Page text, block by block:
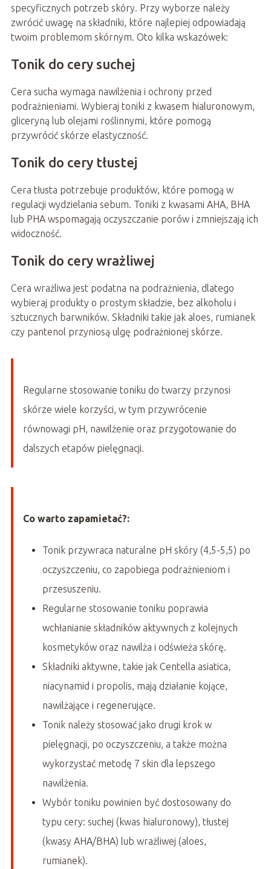
specyficznych potrzeb skóry. Przy wyborze należy
zwrócić uwagę na składniki, które najlepiej odpowiadają
twoim problemom skórnym. Oto kilka wskazówek:
Tonik do cery suchej
Cera sucha wymaga nawilżenia i ochrony przed
podrażnieniami. Wybieraj toniki z kwasem hialuronowym,
gliceryną lub olejami roślinnymi, które pomogą
przywrócić skórze elastyczność.
Tonik do cery tłustej
Cera tłusta potrzebuje produktów, które pomogą w
regulacji wydzielania sebum. Toniki z kwasami AHA, BHA
lub PHA wspomagają oczyszczanie porów i zmniejszają ich
widoczność.
Tonik do cery wrażliwej
Cera wrażliwa jest podatna na podrażnienia, dlatego
wybieraj produkty o prostym składzie, bez alkoholu i
sztucznych barwników. Składniki takie jak aloes, rumianek
czy pantenol przyniosą ulgę podrażnionej skórze.
Regularne stosowanie toniku do twarzy przynosi
skórze wiele korzyści, w tym przywrócenie
równowagi pH, nawilżenie oraz przygotowanie do
dalszych etapów pielęgnacji.
Co warto zapamietać?:
Tonik przywraca naturalne pH skóry (4,5-5,5) po
oczyszczeniu, co zapobiega podrażnieniom i
przesuszeniu.
Regularne stosowanie toniku poprawia
wchłanianie składników aktywnych z kolejnych
kosmetyków oraz nawilża i odświeża skórę.
Składniki aktywne, takie jak Centella asiatica,
niacynamid i propolis, mają działanie kojące,
nawilżające i regenerujące.
Tonik należy stosować jako drugi krok w
pielęgnacji, po oczyszczeniu, a także można
wykorzystać metodę 7 skin dla lepszego
nawilżenia.
Wybór toniku powinien być dostosowany do
typu cery: suchej (kwas hialuronowy), tłustej
(kwasy AHA/BHA) lub wrażliwej (aloes,
rumianek).